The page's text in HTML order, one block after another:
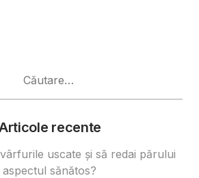
recente
uscate și să redai părului
aspectul sănătos?